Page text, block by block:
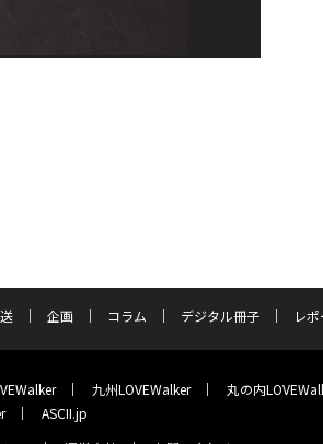
企画 コラム デジタル冊子 レ
九州LOVEWalker 丸の内
ASCII.jp